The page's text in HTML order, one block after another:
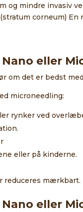
og mindre invasiv
corneum) En
eller
om det er bedst
microneedling:
rynker ved
eller på kinderne.
reduceres mærkbart.
eller